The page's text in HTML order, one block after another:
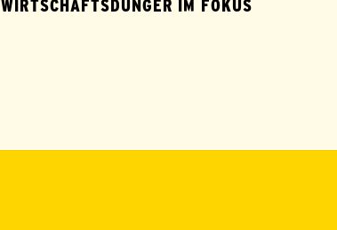
WIRTSCHAFTSDÜNGER IM FOKUS